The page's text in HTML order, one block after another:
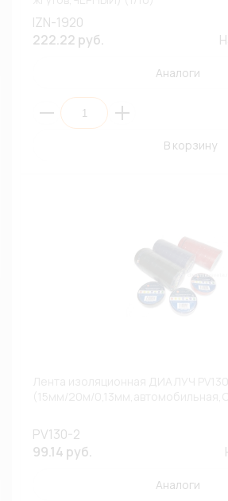
IZN-1920
222.22 руб.
Аналоги
В корзину
PV130-2
99.14 руб.
Аналоги